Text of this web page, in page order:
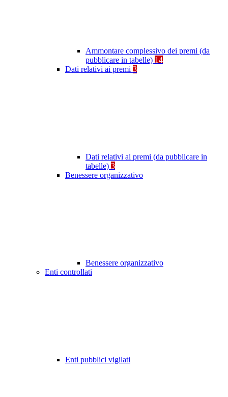
Ammontare complessivo dei premi (da
pubblicare in tabelle) 14
Dati relativi ai premi 3
Dati relativi ai premi (da pubblicare in
tabelle) 3
Benessere organizzativo
Benessere organizzativo
Enti controllati
Enti pubblici vigilati